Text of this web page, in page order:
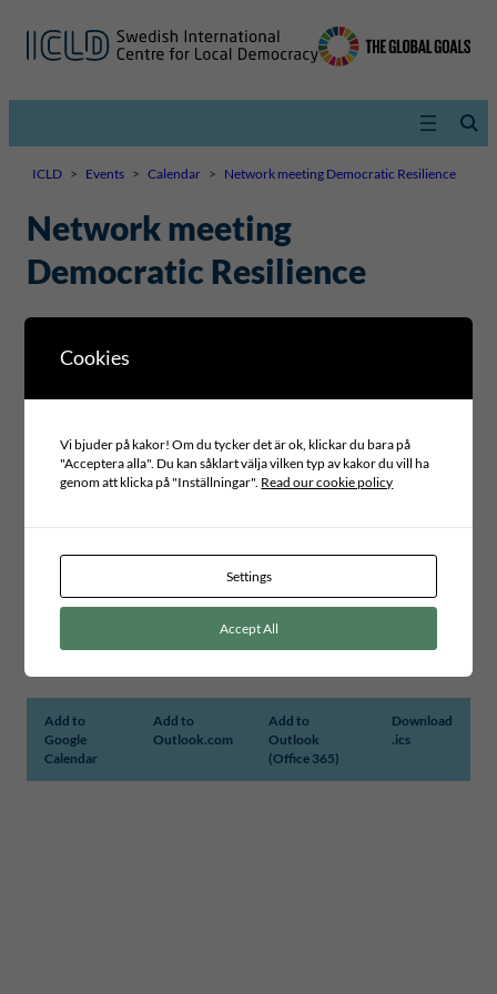
ICLD > Events > Calendar > Network meeting Democratic Resilience
Network meeting
Democratic Resilience
11–14 NOVEMBER 2024
Add to
Google
Calendar
Add to
Outlook.com
Add to
Outlook
(Office 365)
Download
.ics
Cookies
Vi bjuder på kakor! Om du tycker det är ok, klickar du bara på
"Acceptera alla". Du kan såklart välja vilken typ av kakor du vill ha
genom att klicka på "Inställningar". Read our cookie policy
Settings
Accept All